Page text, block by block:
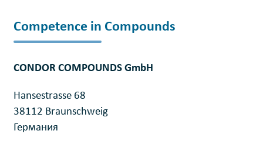
Competence in Compounds
CONDOR COMPOUNDS GmbH
Hansestrasse 68
38112 Braunschweig
Германия